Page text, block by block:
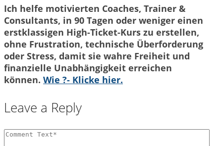
Ich helfe motivierten Coaches, Trainer &
Consultants, in 90 Tagen oder weniger einen
erstklassigen High-Ticket-Kurs zu erstellen,
ohne Frustration, technische Überforderung
oder Stress, damit sie wahre Freiheit und
finanzielle Unabhängigkeit erreichen
können. Wie ?- Klicke hier.
Leave a Reply